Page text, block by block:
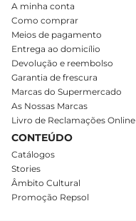
A minha conta
Como comprar
Meios de pagamento
Entrega ao domicílio
Devolução e reembolso
Garantia de frescura
Marcas do Supermercado
As Nossas Marcas
Livro de Reclamações Online
CONTEÚDO
Catálogos
Stories
Âmbito Cultural
Promoção Repsol